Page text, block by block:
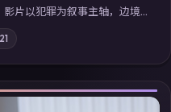
影片以犯罪为叙事主轴，边境
摄影与配乐强化地域气质；
视剧在线看」延展检索同类
验。